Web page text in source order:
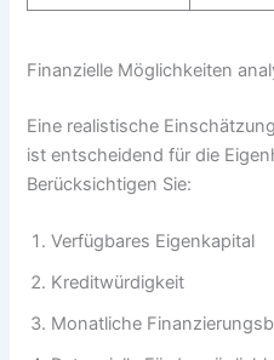
Finanzielle Möglichkeiten
Eine realistische
ist entscheidend für die
Berücksichtigen Sie:
Verfügbares Eigenkapital
Kreditwürdigkeit
Monatliche